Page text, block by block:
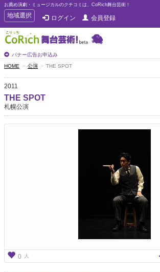
お薦め演劇・ミュージカルのクチコミは、CoRich舞台芸術！
T
o
g
g
e
n
a
v
i
g
a
地域選択 ログイン 会員登録
バナー広告お申込み
HOME 公演 THE SPOT
2011
THE SPOT
札幌公演
0 人